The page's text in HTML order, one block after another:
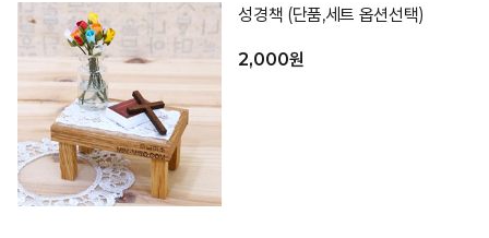
성경책 (단품,세트 옵션선택)
2,000원